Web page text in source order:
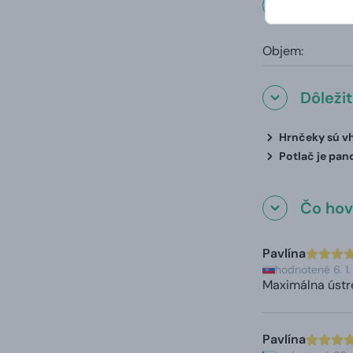
Objem:
Hrnčeky sú
Potlač je
Čo
Pavlína
hodnotené 6.
Maximálna
Pavlína